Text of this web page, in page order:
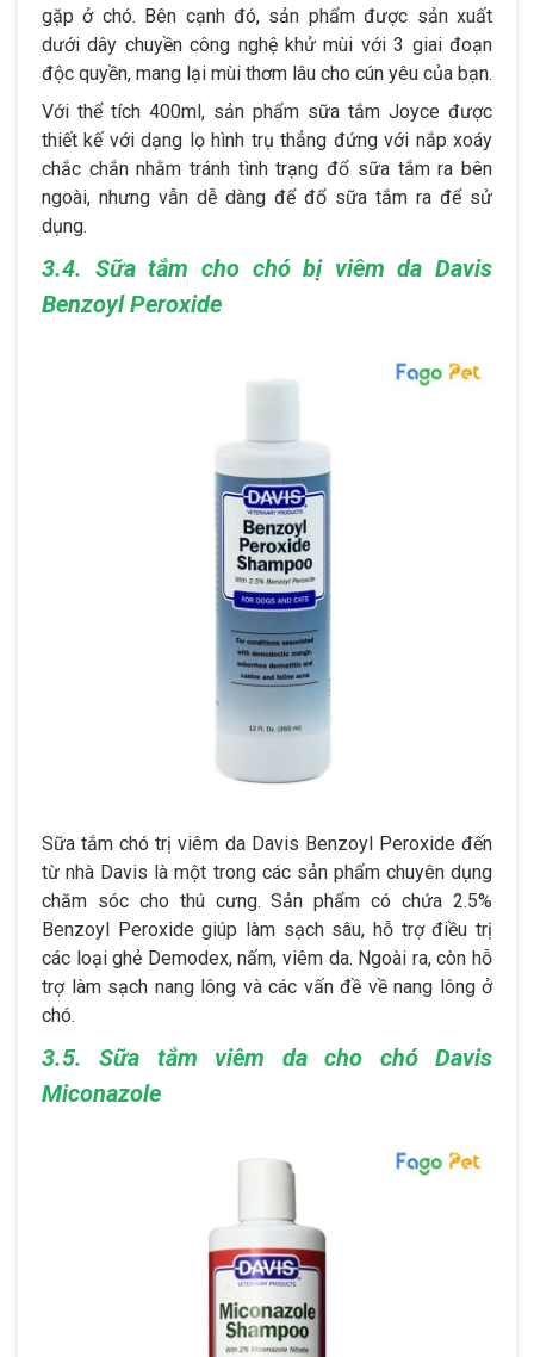
gặp ở chó. Bên cạnh đó, sản phẩm được sản xuất
dưới dây chuyền công nghệ khử mùi với 3 giai đoạn
độc quyền, mang lại mùi thơm lâu cho cún yêu của bạn.
Với thể tích 400ml, sản phẩm sữa tắm Joyce được
thiết kế với dạng lọ hình trụ thẳng đứng với nắp xoáy
chắc chắn nhằm tránh tình trạng đổ sữa tắm ra bên
ngoài, nhưng vẫn dễ dàng để đổ sữa tắm ra để sử
dụng.
3.4. Sữa tắm cho chó bị viêm da Davis
Benzoyl Peroxide
Sữa tắm chó trị viêm da Davis Benzoyl Peroxide đến
từ nhà Davis là một trong các sản phẩm chuyên dụng
chăm sóc cho thú cưng. Sản phẩm có chứa 2.5%
Benzoyl Peroxide giúp làm sạch sâu, hỗ trợ điều trị
các loại ghẻ Demodex, nấm, viêm da. Ngoài ra, còn hỗ
trợ làm sạch nang lông và các vấn đề về nang lông ở
chó.
3.5. Sữa tắm viêm da cho chó Davis
Miconazole